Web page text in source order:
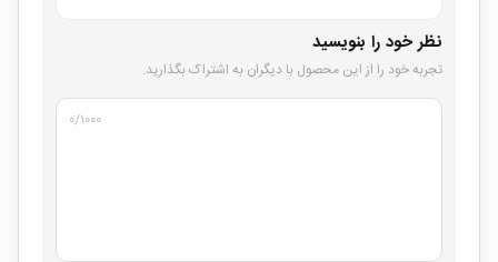
نظر خود را بنویسید
تجربه خود را از این محصول با دیگران به اشتراک بگذارید.
۰/۱۰۰۰